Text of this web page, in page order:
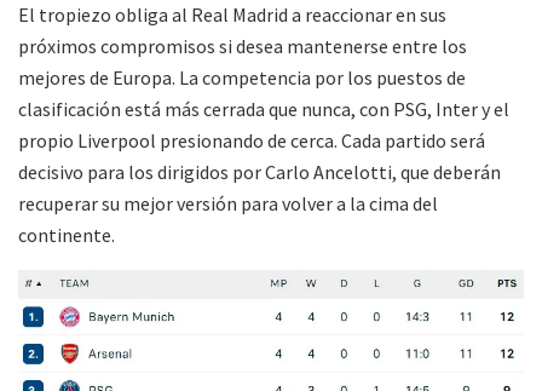
El tropiezo obliga al Real Madrid a reaccionar en sus
próximos compromisos si desea mantenerse entre los
mejores de Europa. La competencia por los puestos de
clasificación está más cerrada que nunca, con PSG, Inter y el
propio Liverpool presionando de cerca. Cada partido será
decisivo para los dirigidos por Carlo Ancelotti, que deberán
recuperar su mejor versión para volver a la cima del
continente.